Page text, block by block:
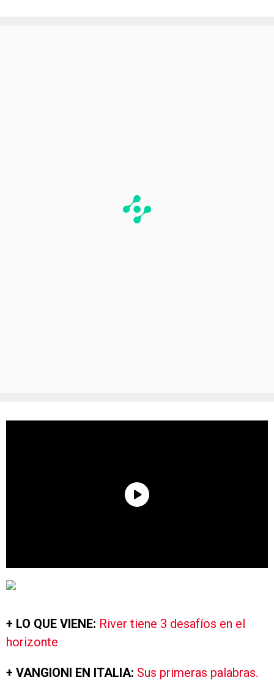
+ LO QUE VIENE: River tiene 3 desafíos en el
horizonte
+ VANGIONI EN ITALIA: Sus primeras palabras.